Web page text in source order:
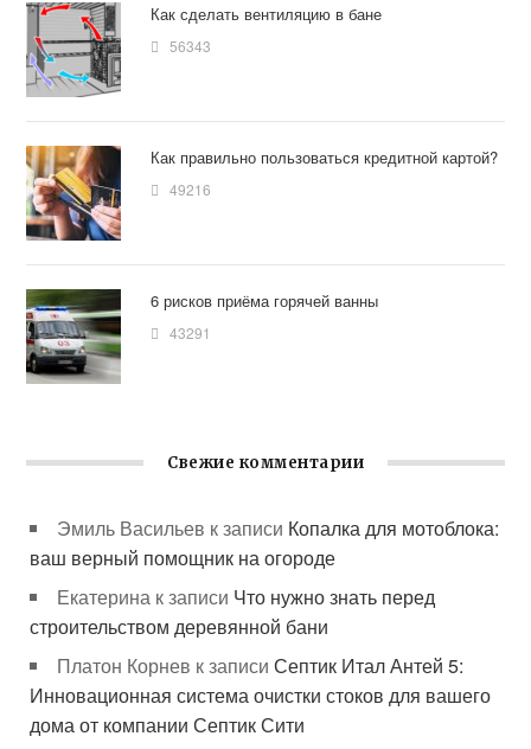
Как сделать вентиляцию в бане
56343
Как правильно пользоваться кредитной картой?
49216
6 рисков приёма горячей ванны
43291
Свежие комментарии
Эмиль Васильев к записи Копалка для мотоблока:
ваш верный помощник на огороде
Екатерина к записи Что нужно знать перед
строительством деревянной бани
Платон Корнев к записиСептик Итал Антей 5:
Инновационная система очистки стоков для вашего
дома от компании Септик Сити